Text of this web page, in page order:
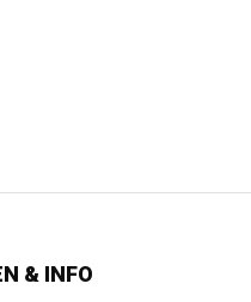
& INFO